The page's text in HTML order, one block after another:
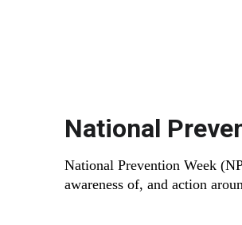
National
National Prevention Week
awareness of, and action